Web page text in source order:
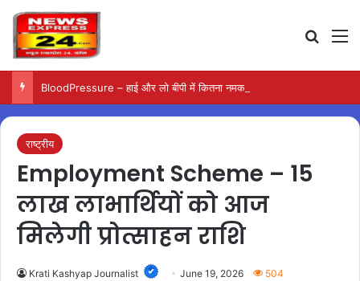
राष्ट्रीय
Employment Scheme – 15
लाख लाभार्थियों को आज
मिलेगी प्रोत्साहन राशि
Krati Kashyap Journalist June 19, 2026 504